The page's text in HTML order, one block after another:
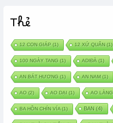
Thẻ
12 CON GIÁP (1) 12 XỨ QUÂN (1)
100 NGÀY TANG (1) ADIĐÀ (1)
AN BÁT HƯƠNG (1) AN NAM(1)
AO (2) AO DẠI (1) AO LÀNG
BA HỒN CHÍN VÍA(1) BAN (4)